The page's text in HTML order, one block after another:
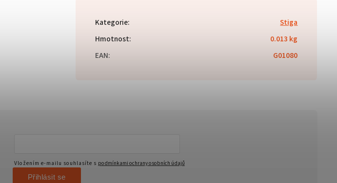
Kategorie:
Stiga
Hmotnost:
0.013 kg
EAN: G01080
Vložením e-mailu souhlasíte s podmínkami ochrany osobních údajů
Přihlásit se